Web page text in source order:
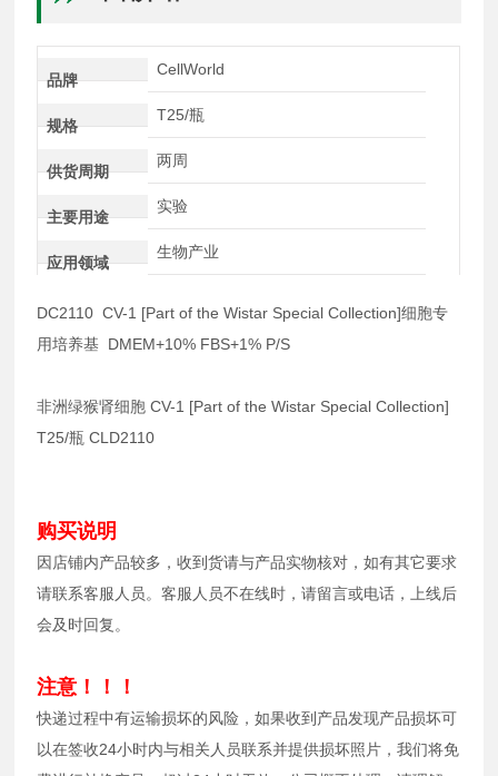
品牌
CellWorld
规格
T25/瓶
供货周期
两周
主要用途
实验
应用领域
生物产业
DC2110 CV-1 [Part of the Wistar Special Collection]细胞专
用培养基 DMEM+10% FBS+1% P/S
非洲绿猴肾细胞 CV-1 [Part of the Wistar Special Collection]
T25/瓶 CLD2110
购买说明
因店铺内产品较多，收到货请与产品实物核对，如有其它要求
请联系客服人员。客服人员不在线时，请留言或电话，上线后
会及时回复。
注意！！！
快递过程中有运输损坏的风险，如果收到产品发现产品损坏可
以在签收24小时内与相关人员联系并提供损坏照片，我们将免